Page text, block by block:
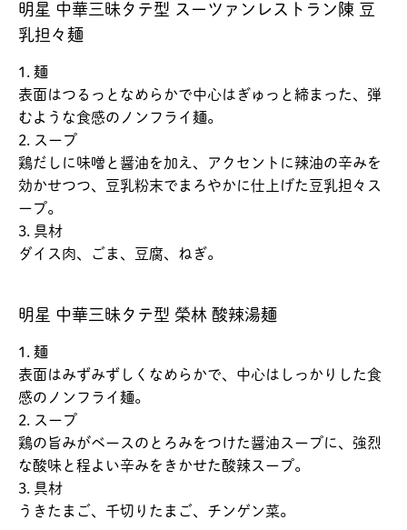
明星 中華三昧タテ型 スーツァンレストラン陳 豆
乳担々麺
1. 麺
表面はつるっとなめらかで中心はぎゅっと締まった、弾
むような食感のノンフライ麺。
2. スープ
鶏だしに味噌と醤油を加え、アクセントに辣油の辛みを
効かせつつ、豆乳粉末でまろやかに仕上げた豆乳担々ス
ープ。
3. 具材
ダイス肉、ごま、豆腐、ねぎ。
明星 中華三昧タテ型 榮林 酸辣湯麺
1. 麺
表面はみずみずしくなめらかで、中心はしっかりした食
感のノンフライ麺。
2. スープ
鶏の旨みがベースのとろみをつけた醤油スープに、強烈
な酸味と程よい辛みをきかせた酸辣スープ。
3. 具材
うきたまご、千切りたまご、チンゲン菜。